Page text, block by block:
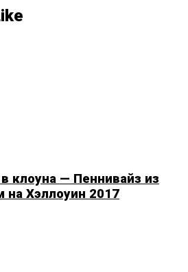
клоуна — Пеннивайз из
Хэллоуин 2017